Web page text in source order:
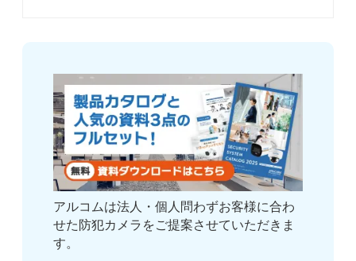
アルコムは法人・個人問わずお客様に合わ
せた防犯カメラをご提案させていただきま
す。